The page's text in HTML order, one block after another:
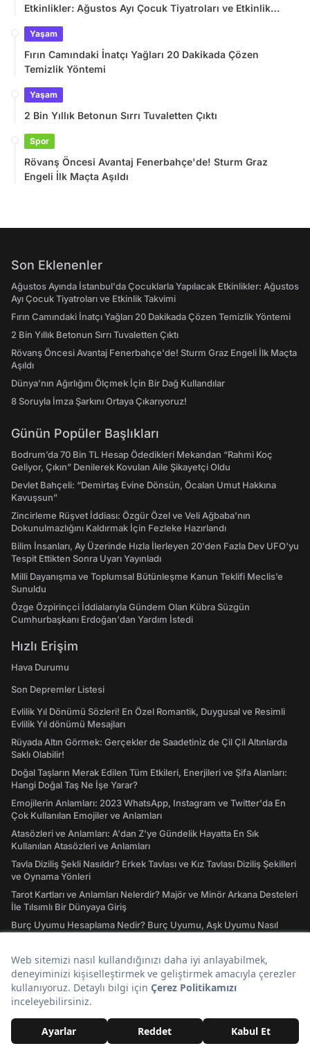
Etkinlikler: Ağustos Ayı Çocuk Tiyatroları ve Etkinlik
Yaşam
Fırın Camındaki İnatçı Yağları 20 Dakikada Çözen
Temizlik Yöntemi
Yaşam
2 Bin Yıllık Betonun Sırrı Tuvaletten Çıktı
Spor
Rövanş Öncesi Avantaj Fenerbahçe'de! Sturm Graz
Engeli İlk Maçta Aşıldı
Son Eklenenler
Ağustos Ayında İstanbul'da Çocuklarla Yapılacak Etkinlikler: Ağustos
Ayı Çocuk Tiyatroları ve Etkinlik Takvimi
Fırın Camındaki İnatçı Yağları 20 Dakikada Çözen Temizlik Yöntemi
2 Bin Yıllık Betonun Sırrı Tuvaletten Çıktı
Rövanş Öncesi Avantaj Fenerbahçe'de! Sturm Graz Engeli İlk Maçta
Aşıldı
Dünya’nın Ağırlığını Ölçmek İçin Bir Dağ Kullandılar
8 Soruyla İmza Şarkını Ortaya Çıkarıyoruz!
Günün Popüler Başlıkları
Bodrum’da 70 Bin TL Hesap Ödedikleri Mekandan “Rahmi Koç
Geliyor, Çıkın” Denilerek Kovulan Aile Şikayetçi Oldu
Devlet Bahçeli: “Demirtaş Evine Dönsün, Öcalan Umut Hakkına
Kavuşsun”
Zincirleme Rüşvet İddiası: Özgür Özel ve Veli Ağbaba’nın
Dokunulmazlığını Kaldırmak İçin Fezleke Hazırlandı
Bilim İnsanları, Ay Üzerinde Hızla İlerleyen 20'den Fazla Dev UFO'yu
Tespit Ettikten Sonra Uyarı Yayınladı
Milli Dayanışma ve Toplumsal Bütünleşme Kanun Teklifi Meclis’e
Sunuldu
Özge Özpirinçci İddialarıyla Gündem Olan Kübra Süzgün
Cumhurbaşkanı Erdoğan'dan Yardım İstedi
Hızlı Erişim
Hava Durumu
Son Depremler Listesi
Evlilik Yıl Dönümü Sözleri! En Özel Romantik, Duygusal ve Resimli
Evlilik Yıl dönümü Mesajları
Rüyada Altın Görmek: Gerçekler de Saadetiniz de Çil Çil Altınlarda
Saklı Olabilir!
Doğal Taşların Merak Edilen Tüm Etkileri, Enerjileri ve Şifa Alanları:
Hangi Doğal Taş Ne İşe Yarar?
Emojilerin Anlamları: 2023 WhatsApp, Instagram ve Twitter'da En
Çok Kullanılan Emojiler ve Anlamları
Atasözleri ve Anlamları: A'dan Z'ye Gündelik Hayatta En Sık
Kullanılan Atasözleri ve Anlamları
Tavla Diziliş Şekli Nasıldır? Erkek Tavlası ve Kız Tavlası Diziliş Şekilleri
ve Oynama Yönleri
Tarot Kartları ve Anlamları Nelerdir? Majör ve Minör Arkana Desteleri
İle Tılsımlı Bir Dünyaya Giriş
Burç Uyumu Hesaplama Nedir? Burç Uyumu, Aşk Uyumu Nasıl
İdeal Kilo Nedir? İdeal Kilo Hesaplama Nasıl Yapılır?
Ders Çalışırken Dinlenecek Müzikler Nelerdir? Müziksiz
Çalışamayanlar Toplanın!
Instagram Giriş Nasıl Yapılır? Instagram'a Giriş İşlemleri Rehberi
41 Ülkenin Bayrakları ve Ülke Bayraklarının Anlamları